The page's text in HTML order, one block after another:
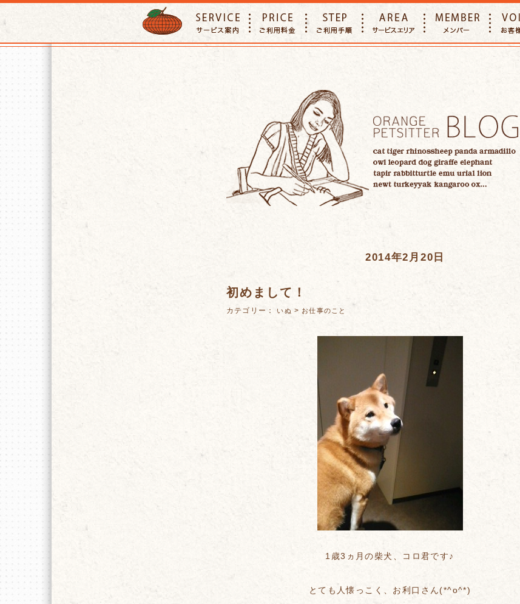
2014年2月20日
初めまして！
カテゴリー： いぬ > お仕事のこと
1歳3ヵ月の柴犬、コロ君です♪
とても人懐っこく、お利口さん(*^o^*)